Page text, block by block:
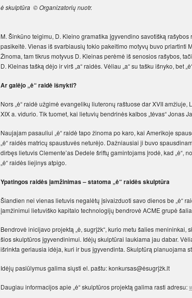
ė skulptūra © Organizatorių nuotr.
M. Šinkūno teigimu, D. Kleino gramatika įgyvendino savotišką
pasikeitė. Vienas iš svarbiausių tokio pakeitimo motyvų buvo priartinti
Žinoma, tam tikrus motyvus D. Kleinas perėmė iš senosios rašybos,
D. Kleinas tašką dėjo ir virš „a“ raidės. Vėliau „a“ su tašku išnyko, bet
Ar galėjo „ė“ raidė išnykti?
Nors „ė“ raidė užgimė evangelikų liuteronų raštuose dar XVII
XIX a. vidurio. Tik tuomet, kai lietuvių bendrinės kalbos „tėvas“ Jonas
Naujajam pasauliui „ė“ raidė tapo žinoma po karo, kai Amerikoje
„ė“ raidės matricų spaustuvės neturėjo. Dažniausiai ji buvo
dirbęs lietuvis Clemente’as Dedele šriftų gamintojams įrodė, kad „ė“,
„ė“ raidės liejinys atpigo.
Ypatingos raidės įamžinimas – statoma „ė“ raidės skulptūra
Šiandien nei vienas lietuvis negalėtų įsivaizduoti savo dienos be „ė“
įamžinimui lietuviško kapitalo technologijų bendrovė ACME grupė
Bendrovė inicijavo projektą „ė, sugrįžk“, kurio metu šalies
šios skulptūros įgyvendinimui. Idėjų skulptūrai laukiama jau dabar.
išrinkta geriausia idėja, kuri ir bus įgyvendinta. Skulptūrą planuojama
Idėjų pasiūlymus galima siųsti el. paštu: konkursas@ėsugrįžk.lt
Daugiau informacijos apie „ė“ skulptūros projektą galima rasti adresu: